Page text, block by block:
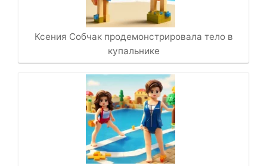
Ксения Собчак продемонстрировала тело в
купальнике